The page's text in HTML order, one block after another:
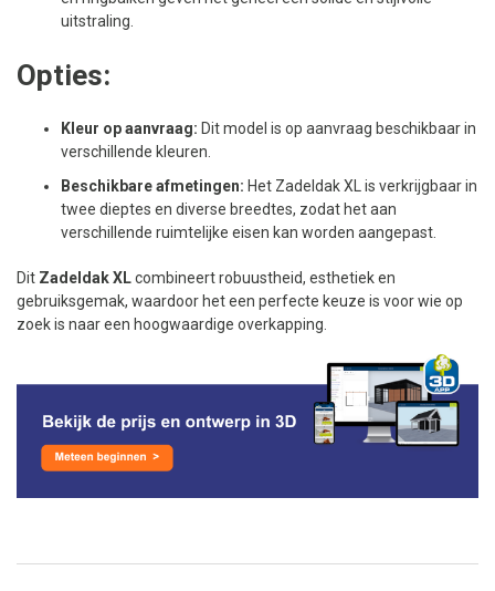
uitstraling.
Opties:
Kleur op aanvraag: Dit model is op aanvraag beschikbaar in
verschillende kleuren.
Beschikbare afmetingen: Het Zadeldak XL is verkrijgbaar in
twee dieptes en diverse breedtes, zodat het aan
verschillende ruimtelijke eisen kan worden aangepast.
Dit Zadeldak XLcombineert robuustheid, esthetiek en
gebruiksgemak, waardoor het een perfecte keuze is voor wie op
zoek is naar een hoogwaardige overkapping.